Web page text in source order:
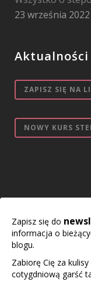
23 września 2022
Aktualności
ZAPISZ SIĘ NA
NOWY KURS
Zapisz się do
informacja o
blogu.
Zabiorę Cię za
cotygdniową garść